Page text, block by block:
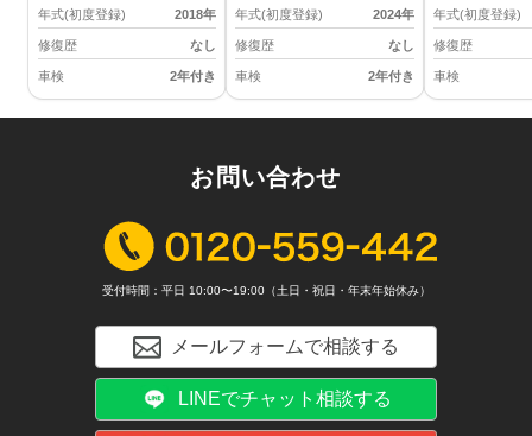
年式(初度登録) 2018年
修復歴 なし
車検 2年付き
年式(初度登録) 2024年
修復歴 なし
車検 2年付き
年式(初度登録)
修復歴
車検
お問い合わせ
受付時間：平日 10:00〜19:00（土日・祝日・年末年始休み）
メールフォームで相談する
LINEでチャット相談する